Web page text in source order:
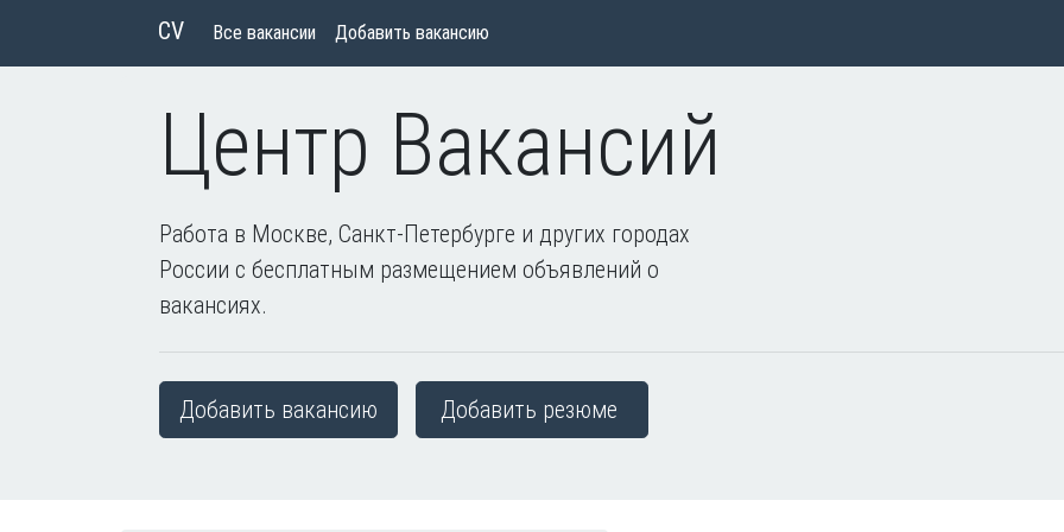
CV Все вакансии Добавить вакансию
Центр Вакансий
Работа в Москве, Санкт-Петербурге и других городах
России с бесплатным размещением объявлений о
вакансиях.
Добавить вакансию Добавить резюме